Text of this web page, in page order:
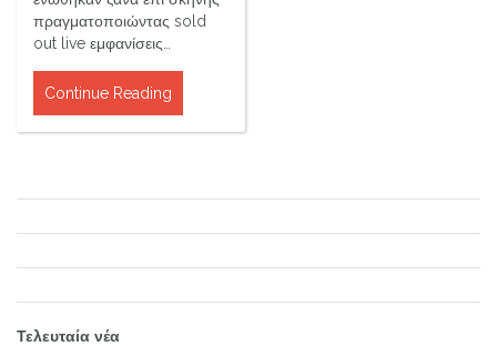
πραγματοποιώντας sold
out live εμφανίσεις…
Continue Reading
Τελευταία νέα